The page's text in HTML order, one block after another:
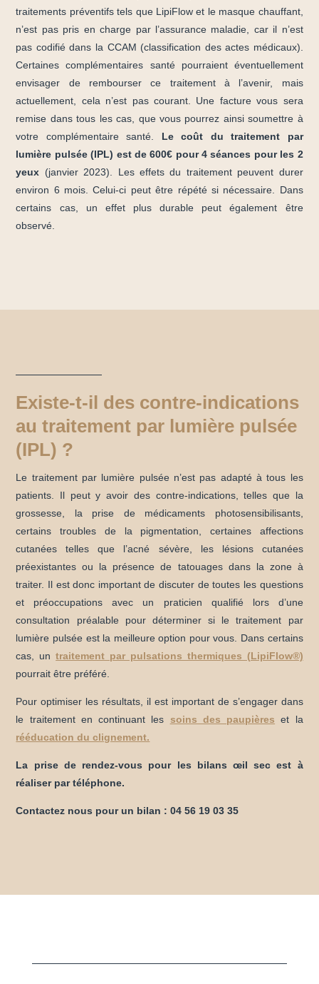
traitements préventifs tels que LipiFlow et le masque chauffant,
n’est pas pris en charge par l’assurance maladie, car il n’est
pas codifié dans la CCAM (classification des actes médicaux).
Certaines complémentaires santé pourraient éventuellement
envisager de rembourser ce traitement à l’avenir, mais
actuellement, cela n’est pas courant. Une facture vous sera
remise dans tous les cas, que vous pourrez ainsi soumettre à
votre complémentaire santé. Le coût du traitement par
lumière pulsée (IPL) est de 600€ pour 4 séances pour les 2
yeux (janvier 2023). Les effets du traitement peuvent durer
environ 6 mois. Celui-ci peut être répété si nécessaire. Dans
certains cas, un effet plus durable peut également être
observé.
Existe-t-il des contre-indications
au traitement par lumière pulsée
(IPL) ?
Le traitement par lumière pulsée n’est pas adapté à tous les
patients. Il peut y avoir des contre-indications, telles que la
grossesse, la prise de médicaments photosensibilisants,
certains troubles de la pigmentation, certaines affections
cutanées telles que l’acné sévère, les lésions cutanées
préexistantes ou la présence de tatouages dans la zone à
traiter. Il est donc important de discuter de toutes les questions
et préoccupations avec un praticien qualifié lors d’une
consultation préalable pour déterminer si le traitement par
lumière pulsée est la meilleure option pour vous. Dans certains
cas, untraitement par pulsations thermiques (LipiFlow®)
pourrait être préféré.
Pour optimiser les résultats, il est important de s’engager dans
le traitement en continuant les soins des paupières et la
rééducation du clignement.
La prise de rendez-vous pour les bilans œil sec est à
réaliser par téléphone.
Contactez nous pour un bilan : 04 56 19 03 35